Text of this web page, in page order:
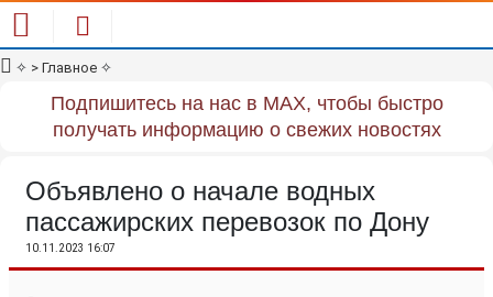
✧ > Главное ✧
Подпишитесь на нас в MAX, чтобы быстро
получать информацию о свежих новостях
Объявлено о начале водных
пассажирских перевозок по Дону
10.11.2023 16:07